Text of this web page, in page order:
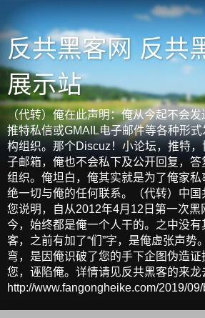
反共黑客网 反共
展示站
（代转）俺在此声明：俺从今起不会
推特私信或GMAIL电子邮件等各种形
构组织。那个Discuz！小论坛，推特
子邮箱，俺也不会私下及公开回复，
组织。俺坦白，俺其实就是为了俺家
绝一切与俺的任何联系。（代转）中
您说明，自从2012年4月12日第一次黑
今，始终都是俺一个人干的。之中没
客，之前有加了“们”字，是俺虚张声势
弯，是因俺识破了您的手下企图伪造
您，诬陷俺。详情请见反共黑客的来龙
http://www.fangongheike.com/2019/09/